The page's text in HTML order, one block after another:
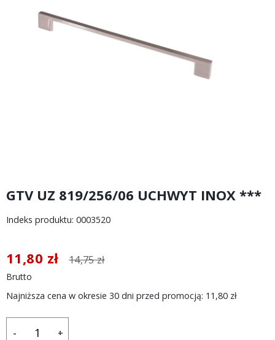
GTV UZ 819/256/06 UCHWYT INOX ***
Indeks produktu: 0003520
11,80 zł 14,75 zł
Brutto
Najniższa cena w okresie 30 dni przed promocją: 11,80 zł
- +